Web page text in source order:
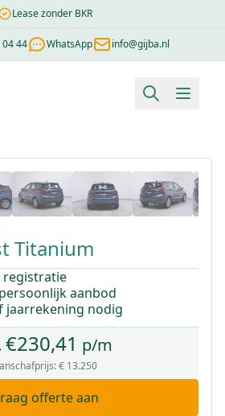
Lease zonder BKR
04 44 WhatsApp info@gijba.nl
Titanium
registratie
aanbod
jaarrekening nodig
€230,41 p/m
€ 13.250
offerte aan